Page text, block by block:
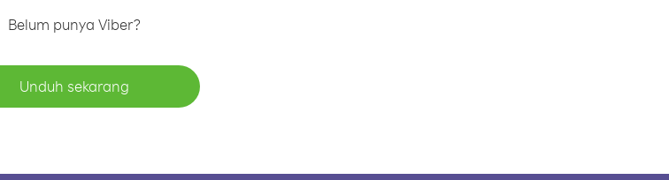
Belum punya Viber?
Unduh sekarang